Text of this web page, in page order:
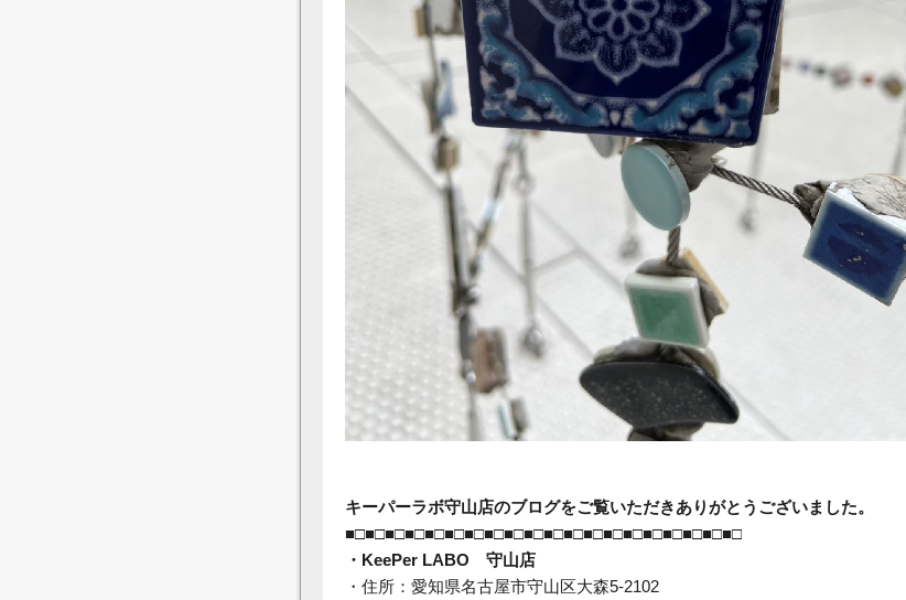
キーパーラボ守山店のブログをご覧いただきありがとうございました。
■□■□■□■□■□■□■□■□■□■□■□■□■□■□■□■□■□■□■□■□
・KeePer LABO 守山店
・住所：愛知県名古屋市守山区大森5-2102